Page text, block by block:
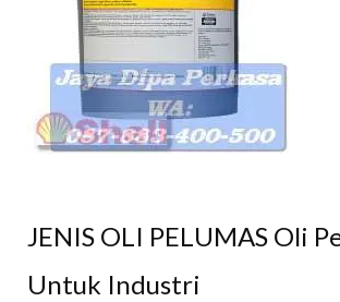
JENIS OLI PELUMAS Oli
Untuk Industri